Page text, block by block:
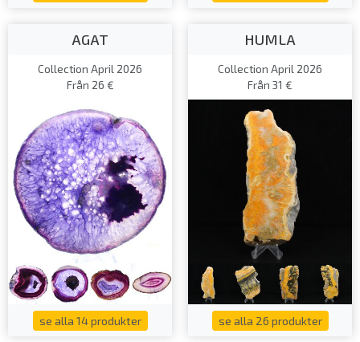
AGAT
Collection April 2026
Från 26 €
se alla 14 produkter
HUMLA
Collection April 2026
Från 31 €
se alla 26 produkter